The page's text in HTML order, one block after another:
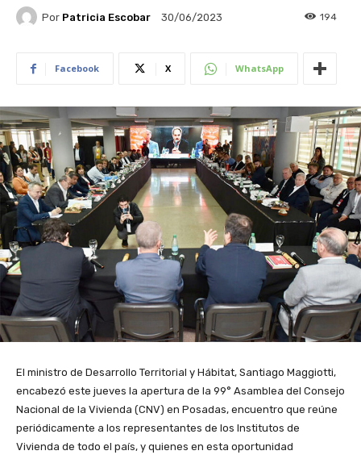
Por Patricia Escobar 30/06/2023 194
Facebook X WhatsApp
El ministro de Desarrollo Territorial y Hábitat, Santiago Maggiotti,
encabezó este jueves la apertura de la 99° Asamblea del Consejo
Nacional de la Vivienda (CNV) en Posadas, encuentro que reúne
periódicamente a los representantes de los Institutos de
Vivienda de todo el país, y quienes en esta oportunidad